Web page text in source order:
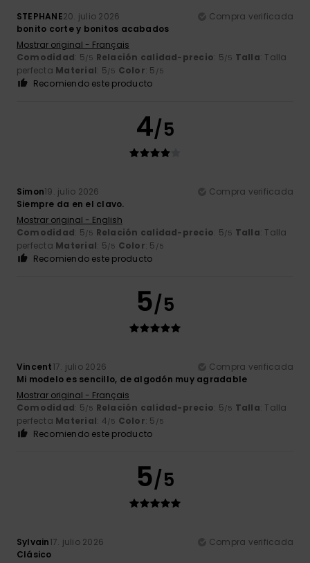
STEPHANE20. julio 2026
Compra verificada
bonito corte y bonitos acabados
Mostrar original - Français
Comodidad: 5/5 Relación calidad-precio: 5/5 Talla: Talla
perfecta Material: 5/5 Color: 5 /5
Recomiendo este producto
4/5
Simon19. julio 2026
Compra verificada
Siempre da en el clavo.
Mostrar original - English
Comodidad: 5/5 Relación calidad-precio: 5/5 Talla: Talla
perfecta Material: 5/5 Color: 5 /5
Recomiendo este producto
5/5
Vincent17. julio 2026
Compra verificada
Mi modelo es sencillo, de algodón muy agradable
Mostrar original - Français
Comodidad: 5/5 Relación calidad-precio: 5/5 Talla: Talla
perfecta Material: 4/5 Color: 5 /5
Recomiendo este producto
5/5
Sylvain17. julio 2026
Compra verificada
Clásico